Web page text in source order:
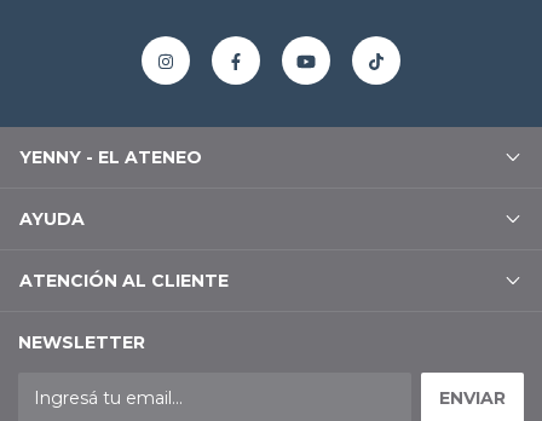
YENNY - EL ATENEO
AYUDA
ATENCIÓN AL CLIENTE
NEWSLETTER